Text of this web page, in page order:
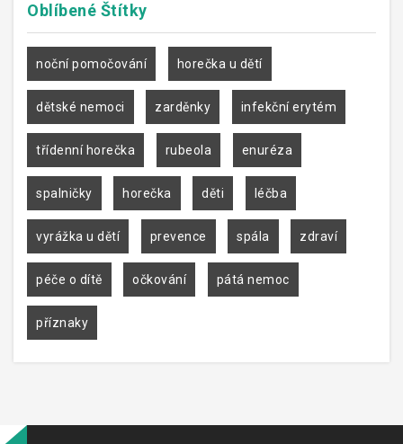
Oblíbené Štítky
noční pomočování horečka u dětí
dětské nemoci zarděnky infekční erytém
třídenní horečka rubeola enuréza
spalničky horečka děti léčba
vyrážka u dětí prevence spála zdraví
péče o dítě očkování pátá nemoc
příznaky